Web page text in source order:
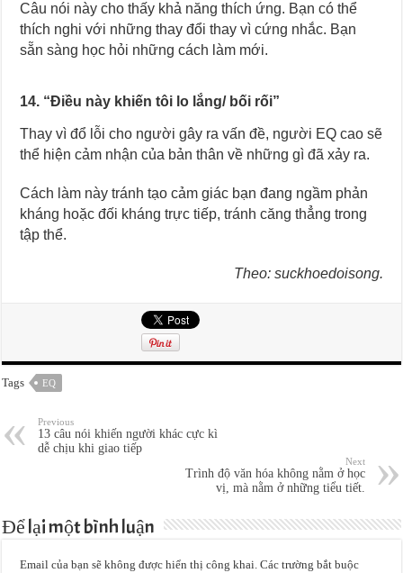
Câu nói này cho thấy khả năng thích ứng. Bạn có thể
thích nghi với những thay đổi thay vì cứng nhắc. Bạn
sẵn sàng học hỏi những cách làm mới.
14. “Điều này khiến tôi lo lắng/ bối rối”
Thay vì đổ lỗi cho người gây ra vấn đề, người EQ cao sẽ
thể hiện cảm nhận của bản thân về những gì đã xảy ra.
Cách làm này tránh tạo cảm giác bạn đang ngầm phản
kháng hoặc đối kháng trực tiếp, tránh căng thẳng trong
tập thể.
Theo: suckhoedoisong.
Tags EQ
Previous
13 câu nói khiến người khác cực kì
dễ chịu khi giao tiếp
Next
Trình độ văn hóa không nằm ở học
vị, mà nằm ở những tiểu tiết.
Để lại một bình luận
Email của bạn sẽ không được hiển thị công khai. Các trường bắt buộc